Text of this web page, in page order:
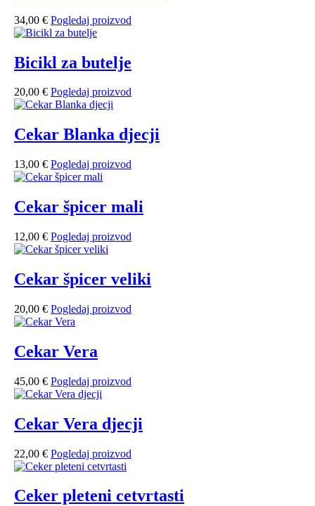
34,00 € Pogledaj proizvod
Bicikl za butelje
20,00 € Pogledaj proizvod
Cekar Blanka djecji
13,00 € Pogledaj proizvod
Cekar špicer mali
12,00 € Pogledaj proizvod
Cekar špicer veliki
20,00 € Pogledaj proizvod
Cekar Vera
45,00 € Pogledaj proizvod
Cekar Vera djecji
22,00 € Pogledaj proizvod
Ceker pleteni cetvrtasti